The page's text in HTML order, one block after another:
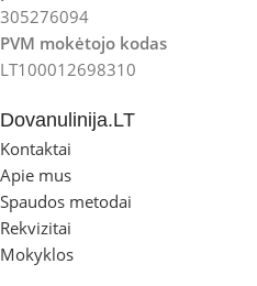
305276094
PVM mokėtojo kodas
LT100012698310
Dovanulinija.LT
Kontaktai
Apie mus
Spaudos metodai
Rekvizitai
Mokyklos